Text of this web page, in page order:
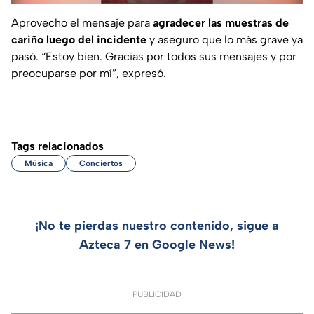
Aprovecho el mensaje para agradecer las muestras de
cariño luego del incidente y aseguro que lo más grave ya
pasó. “Estoy bien. Gracias por todos sus mensajes y por
preocuparse por mí”, expresó.
Tags relacionados
Música Conciertos
¡No te pierdas nuestro contenido, sigue a
Azteca 7 en Google News!
PUBLICIDAD